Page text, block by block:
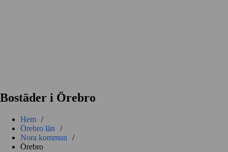
Bostäder i Örebro
Hem /
Örebro län
/
Nora kommun
/
Örebro